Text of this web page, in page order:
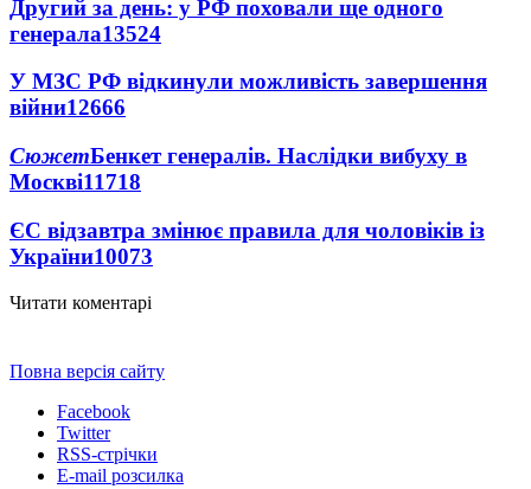
Другий за день: у РФ поховали ще одного
генерала13524
У МЗС РФ відкинули можливість завершення
війни12666
СюжетБенкет генералів. Наслідки вибуху в
Москві11718
ЄС відзавтра змінює правила для чоловіків із
України10073
Читати коментарі
Повна версія сайту
Facebook
Twitter
RSS-стрічки
E-mail розсилка